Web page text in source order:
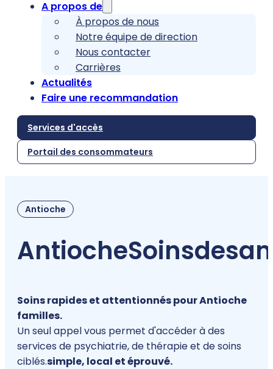
A propos de
À propos de nous
Notre équipe de direction
Nous contacter
Carrières
Actualités
Faire une recommandation
Services d'accès
Portail des consommateurs
AntiocheSoinsde
Antioche
Soins rapides et attentionnés pour Antioche
familles.
Un seul appel vous permet d'accéder à des
services de psychiatrie, de thérapie et de soins
ciblés.simple, local et éprouvé.